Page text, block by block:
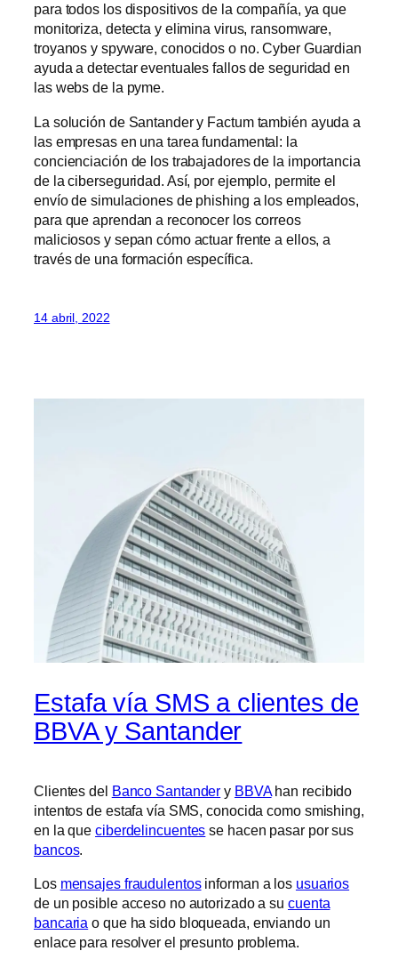
para todos los dispositivos de la compañía, ya que
monitoriza, detecta y elimina virus, ransomware,
troyanos y spyware, conocidos o no. Cyber Guardian
ayuda a detectar eventuales fallos de seguridad en
las webs de la pyme.
La solución de Santander y Factum también ayuda a
las empresas en una tarea fundamental: la
concienciación de los trabajadores de la importancia
de la ciberseguridad. Así, por ejemplo, permite el
envío de simulaciones de phishing a los empleados,
para que aprendan a reconocer los correos
maliciosos y sepan cómo actuar frente a ellos, a
través de una formación específica.
14 abril, 2022
Estafa vía SMS a clientes de
BBVA y Santander
Clientes del Banco Santander y BBVAhan recibido
intentos de estafa vía SMS, conocida como smishing,
en la queciberdelincuentes se hacen pasar por sus
bancos.
Los mensajes fraudulentosinforman a los usuarios
de un posible acceso no autorizado a su cuenta
bancaria o que ha sido bloqueada, enviando un
enlace para resolver el presunto problema.